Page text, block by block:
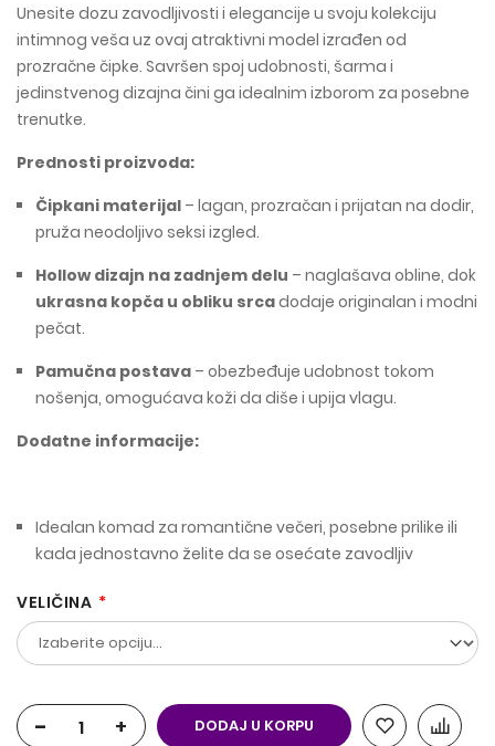
Unesite dozu zavodljivosti i elegancije u svoju kolekciju
intimnog veša uz ovaj atraktivni model izrađen od
prozračne čipke. Savršen spoj udobnosti, šarma i
jedinstvenog dizajna čini ga idealnim izborom za posebne
trenutke.
Prednosti proizvoda:
Čipkani materijal – lagan, prozračan i prijatan na dodir,
pruža neodoljivo seksi izgled.
Hollow dizajn na zadnjem delu – naglašava obline, dok
ukrasna kopča u obliku srcadodaje originalan i modni
pečat.
Pamučna postava – obezbeđuje udobnost tokom
nošenja, omogućava koži da diše i upija vlagu.
Dodatne informacije:
Idealan komad za romantične večeri, posebne prilike ili
kada jednostavno želite da se osećate zavodljiv
VELIČINA
- + DODAJ U KORPU